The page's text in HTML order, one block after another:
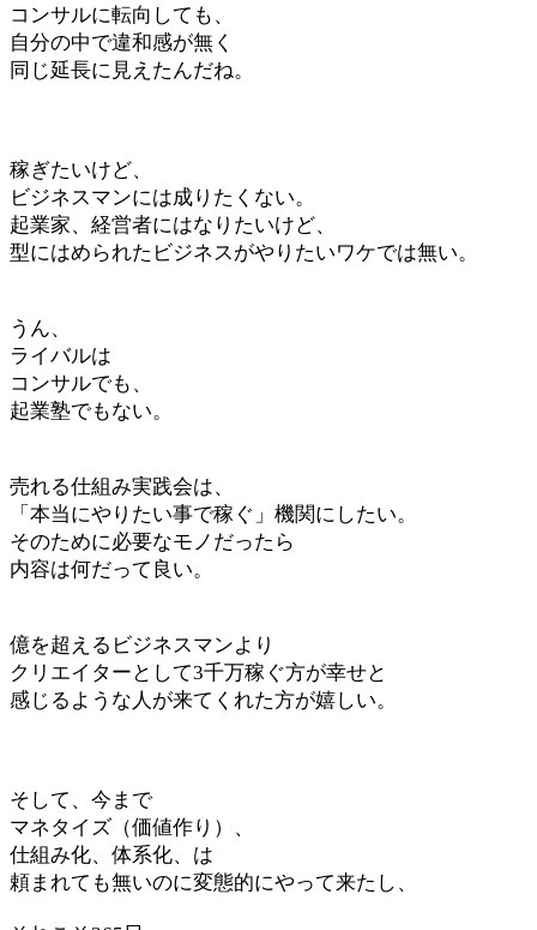
コンサルに転向しても、
自分の中で違和感が無く
同じ延長に見えたんだね。
稼ぎたいけど、
ビジネスマンには成りたくない。
起業家、経営者にはなりたいけど、
型にはめられたビジネスがやりたいワケでは無い。
うん、
ライバルは
コンサルでも、
起業塾でもない。
売れる仕組み実践会は、
「本当にやりたい事で稼ぐ」機関にしたい。
そのために必要なモノだったら
内容は何だって良い。
億を超えるビジネスマンより
クリエイターとして3千万稼ぐ方が幸せと
感じるような人が来てくれた方が嬉しい。
そして、今まで
マネタイズ（価値作り）、
仕組み化、体系化、は
頼まれても無いのに変態的にやって来たし、